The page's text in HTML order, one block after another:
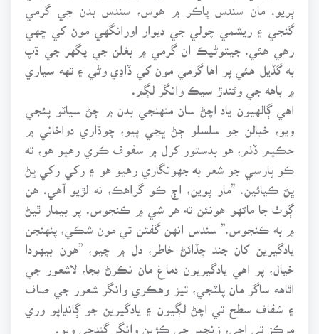
ٻريو. مان سندس ڀاڪر ۾ هوس، سندس بدن جي گرمي
گنجي ۽ ريشمي چولي جي ديوار اورانگهي مون کي ڇهي
رهي هئي. جيتوڻيڪ ان گرمي ۾ بغلن جي پگهر جي ڌپ
به گڏيل هئي پر اها گرمي مون کي ڏاڍي وڻي ۽ تهه سياري
۾ باهه جي وڻندڙ سيڪ وانگر لڳم.
اهي ڳالهيون ياد اچڻ سان منهنجي بدن ۾ ڄڻ سياٽو پئجي
ويو، خيالن جو سلسلو ڄڻ ڀڃي پيو، چوڌاري دواخاني ۾
حڪيم ڏٺم، هو بدستور کرل ۾ سفوف ڪري رهيو هو، ته
ڪو پارسي جو شعر به جهونگاري رهيو هو ۽ رکي رکي ڀڻ
ڀڻ ڪيائين. ”مار پوين، اڄ ڪو گراهڪ، نه لڙيو آهي. هن
ڳوٺ جا ماڻهو هونئن ته هر شي ۾ ڪنجوس. پر بيمار ٿيڻ
۾ به ڪنجوس.” سندس انهن گفتن تي مون شڪي، پنهنجن
يادگيرين کان جند ڇڏائڻ خاطر، دل ۾ چيو، ”هون بيهودا
خيال، پر اهي يادگيريون دماغ مان نڪرڻ بجا، لاشعور جي
اٿاهه ساگر مان پلٽجي، تيز وهڪري وانگر شعور جي صاف
۽ شفاف سطح تي اچڻ لڳيون ۽ يادگيرين جو ڳانڍاپو وري
مرڪز تي اچي، زنجير جي ڪڙين وانگر ڳنڍجي ويو.